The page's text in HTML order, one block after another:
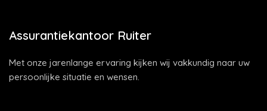
Assurantiekantoor Ruiter
Met onze jarenlange ervaring kijken wij vakkundig naar uw
persoonlijke situatie en wensen.